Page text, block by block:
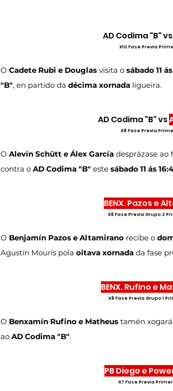
AD Codima "B" vs
X10 Fase Previa
O Cadete Rubi e Douglas visita o sábado 11
"B", en partido da décima xornada ligueira.
AD Codima "B" vs
X8 Fase Previa
O Alevín Schütt e Álex García desprázase ao
contra o AD Codima "B" este sábado 11 ás
BENX. Pazos e
X8 Fase Previa Grupo 2
O Benjamín Pazos e Altamirano recibe o
Agustín Mourís pola oitava xornada da fase
BENX. Rufino e
X8 Fase Previa Grupo 1
O Benxamín Rufino e Matheus tamén
ao AD Codima "B".
PB Diego e
X7 Fase Previa